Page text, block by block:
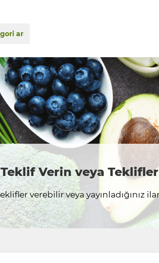
Verin veya Teklifler
verebilir veya yayınladığınız